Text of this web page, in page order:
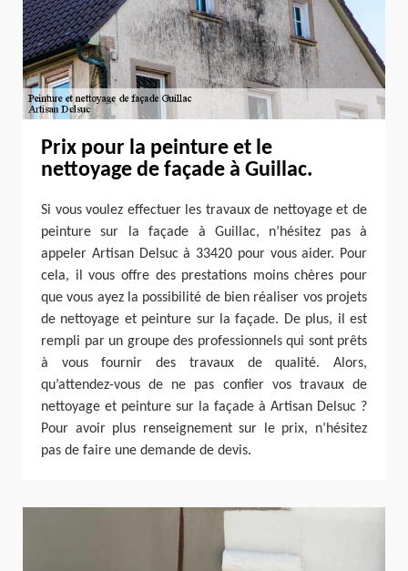
Prix pour la peinture et le
nettoyage de façade à Guillac.
Si vous voulez effectuer les travaux de nettoyage et de
peinture sur la façade à Guillac, n’hésitez pas à
appeler Artisan Delsuc à 33420 pour vous aider. Pour
cela, il vous offre des prestations moins chères pour
que vous ayez la possibilité de bien réaliser vos projets
de nettoyage et peinture sur la façade. De plus, il est
rempli par un groupe des professionnels qui sont prêts
à vous fournir des travaux de qualité. Alors,
qu’attendez-vous de ne pas confier vos travaux de
nettoyage et peinture sur la façade à Artisan Delsuc ?
Pour avoir plus renseignement sur le prix, n’hésitez
pas de faire une demande de devis.